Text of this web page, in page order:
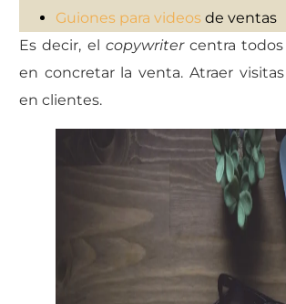
Guiones para videos de ventas
Es decir, el copywritercentra todos
en concretar la venta. Atraer
en clientes.